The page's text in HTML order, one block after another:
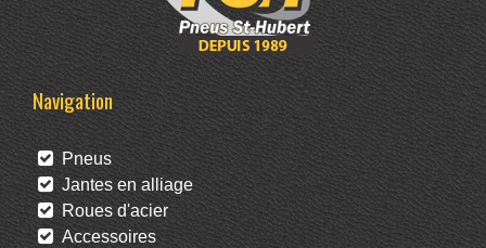
Navigation
Pneus
Jantes en alliage
Roues d'acier
Accessoires